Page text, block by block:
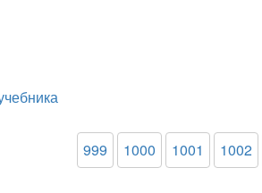
999 1000 1001 1002